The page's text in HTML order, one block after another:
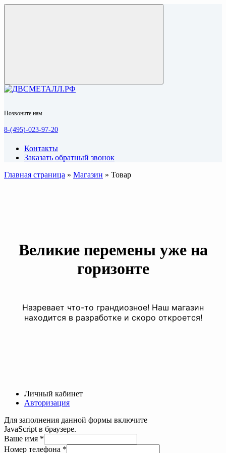
Позвоните нам
8-(495)-023-97-20
Контакты
Заказать обратный звонок
Главная страница » Магазин » Товар
Великие перемены уже на
горизонте
Назревает что-то грандиозное! Наш магазин
находится в разработке и скоро откроется!
Личный кабинет
Авторизация
Для заполнения данной формы включите
JavaScript в браузере.
Ваше имя *
Номер телефона *